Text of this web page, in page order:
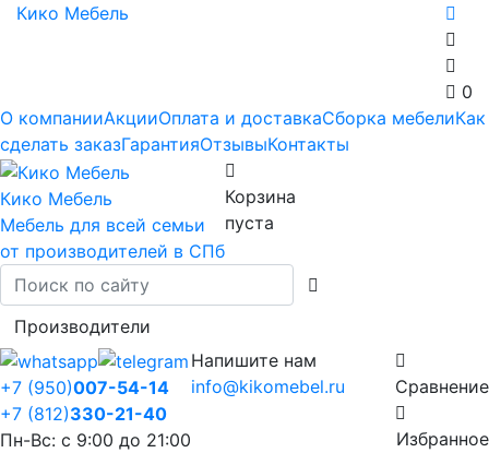
Кико Мебель
0
О компанииАкцииОплата и доставкаСборка мебелиКак
сделать заказГарантияОтзывыКонтакты
Кико Мебель
Мебель для всей семьи
от производителей в СПб
Производители
+7 (950)007-54-14
+7 (812)330-21-40
Пн-Вс: с 9:00 до 21:00
Напишите нам
info@kikomebel.ru
Сравнение
Избранное
Корзина
пуста